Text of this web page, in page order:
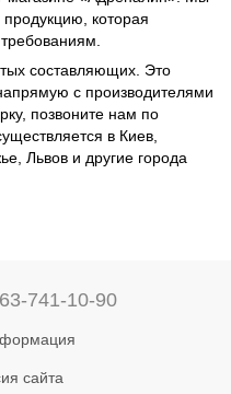
продукцию , которая
составляющих. Это
с производителями
позвоните нам по
в Киев,
Львов и другие города
741-10-90
сайта